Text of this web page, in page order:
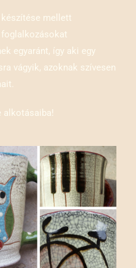
mellett
egyaránt, így aki egy
vágyik, azoknak szívesen
alkotásaiba!